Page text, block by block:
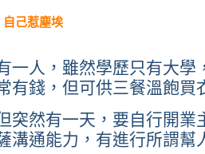
自己惹塵埃
一人，雖然學歷只有大學
有錢，但可供三餐溫飽買
突然有一天，要自行開業
溝通能力，有進行所謂幫